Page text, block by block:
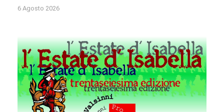
6 Agosto 2026